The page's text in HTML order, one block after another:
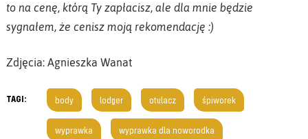
to na cenę, którą Ty zapłacisz, ale dla mnie będzie
sygnałem, że cenisz moją rekomendację :)
Zdjęcia: Agnieszka Wanat
TAGI: body lodger otulacz śpiworek
wyprawka wyprawka dla noworodka